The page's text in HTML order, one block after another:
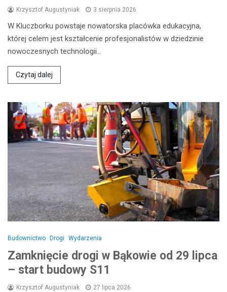
Krzysztof Augustyniak 3 sierpnia 2026
W Kluczborku powstaje nowatorska placówka edukacyjna,
której celem jest kształcenie profesjonalistów w dziedzinie
nowoczesnych technologii…
Czytaj dalej
Budownictwo Drogi Wydarzenia
Zamknięcie drogi w Bąkowie od 29 lipca
– start budowy S11
Krzysztof Augustyniak 27 lipca 2026